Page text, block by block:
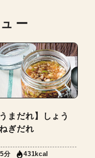
ー
うまだれ】しょう
ぎだれ
5分
431kcal